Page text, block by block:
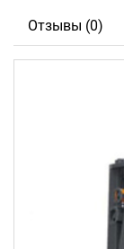
Отзывы (0)